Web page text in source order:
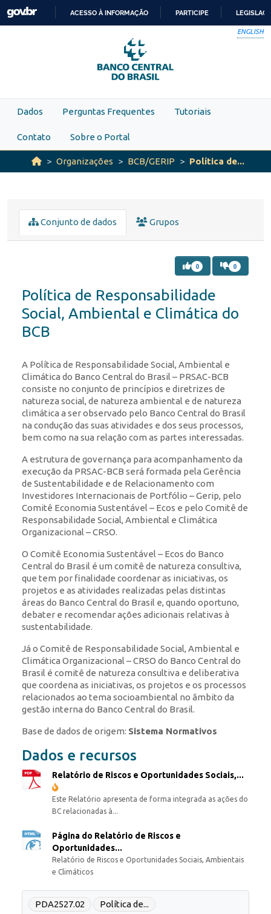
Skip to main content
PARA
O
CONTEÚDO
ACESSO À INFORMAÇÃO PARTICIPE
ENGLISH
Dados Perguntas Frequentes Tutoriais
Contato Sobre o Portal
Organizações BCB/GERIP Política de...
Conjunto de dados Grupos
Política de Responsabilidade
Social, Ambiental e Climática do
BCB
A Política de Responsabilidade Social, Ambiental e
Climática do Banco Central do Brasil – PRSAC-BCB
consiste no conjunto de princípios e diretrizes de
natureza social, de natureza ambiental e de natureza
climática a ser observado pelo Banco Central do Brasil
na condução das suas atividades e dos seus processos,
bem como na sua relação com as partes interessadas.
A estrutura de governança para acompanhamento da
execução da PRSAC-BCB será formada pela Gerência
de Sustentabilidade e de Relacionamento com
Investidores Internacionais de Portfólio – Gerip, pelo
Comitê Economia Sustentável – Ecos e pelo Comitê de
Responsabilidade Social, Ambiental e Climática
Organizacional – CRSO.
O Comitê Economia Sustentável – Ecos do Banco
Central do Brasil é um comitê de natureza consultiva,
que tem por finalidade coordenar as iniciativas, os
projetos e as atividades realizadas pelas distintas
áreas do Banco Central do Brasil e, quando oportuno,
debater e recomendar ações adicionais relativas à
sustentabilidade.
Já o Comitê de Responsabilidade Social, Ambiental e
Climática Organizacional – CRSO do Banco Central do
Brasil é comitê de natureza consultiva e deliberativa
que coordena as iniciativas, os projetos e os processos
relacionados ao tema socioambiental no âmbito da
gestão interna do Banco Central do Brasil.
Base de dados de origem: Sistema Normativos
0 0
Dados e recursos
Relatório de Riscos e Oportunidades Sociais,...
Este Relatório apresenta de forma integrada as ações do
BC relacionadas à...
Página do Relatório de Riscos e
Oportunidades...
Relatório de Riscos e Oportunidades Sociais, Ambientais
e Climáticos
PDA2527.02
Política de...